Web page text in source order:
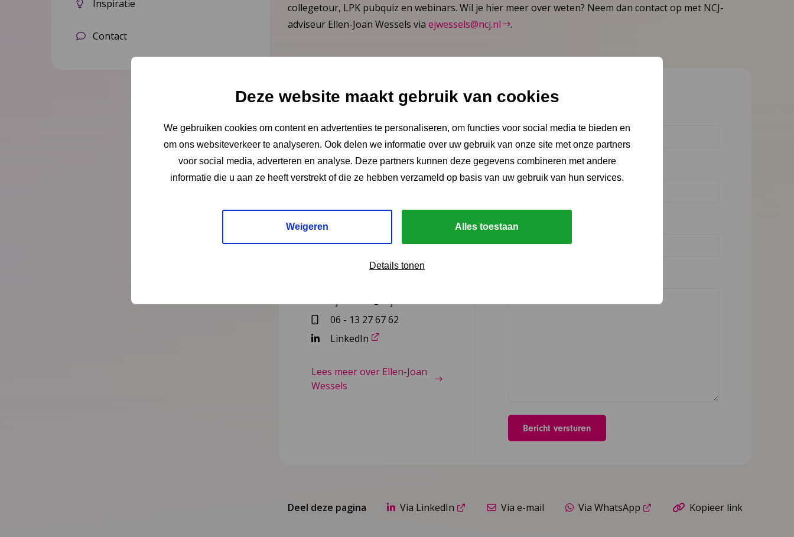
Deze website maakt gebruik van cookies
We gebruiken cookies om content en advertenties te personaliseren, om functies voor social media te bieden en
om ons websiteverkeer te analyseren. Ook delen we informatie over uw gebruik van onze site met onze partners
voor social media, adverteren en analyse. Deze partners kunnen deze gegevens combineren met andere
informatie die u aan ze heeft verstrekt of die ze hebben verzameld op basis van uw gebruik van hun services.
Weigeren Alles toestaan
Details tonen
Inspiratie
Contact
collegetour, LPK pubquiz en webinars. Wil je hier meer over weten? Neem dan contact op met NCJ-
adviseur Ellen-Joan Wessels via ejwessels@ncj.nl .
Meer
weten?
ejwessels@ncj.nl
06 - 13 27 67 62
LinkedIn
Lees meer over Ellen-Joan
Wessels
"*" geeft vereiste velden aan
Organisatie
Deel deze pagina Via LinkedIn Via e-mail Via WhatsApp Kopieer link